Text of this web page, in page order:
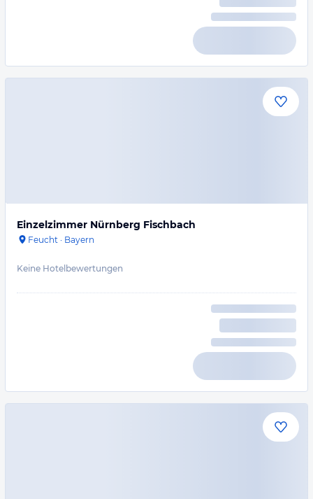
Einzelzimmer Nürnberg Fischbach
Feucht · Bayern
Keine Hotelbewertungen